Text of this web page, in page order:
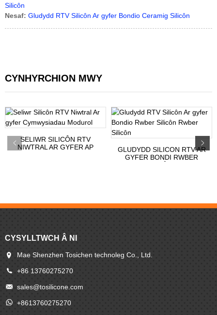
Silicôn
Nesaf: Gludydd RTV Silicôn Ar gyfer Bondio Ceramig Silicôn
CYNHYRCHION MWY
SELIWR SILICÔN RTV
NIWTRAL AR GYFER AP
GLUDYDD SILICON RTV AR
GYFER BONDI RWBER
CYSYLLTWCH Â NI
Mae Shenzhen Tosichen technoleg Co., Ltd.
+86 13760275270
sales@tosilicone.com
+8613760275270